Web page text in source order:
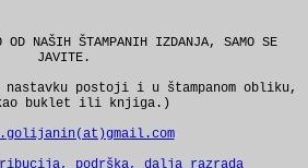
OD NAŠIH ŠTAMPANIH IZDANJA, SAMO SE
JAVITE.
postoji i u štampanom obliku,
buklet ili knjiga.)
podrška, dalja razrada